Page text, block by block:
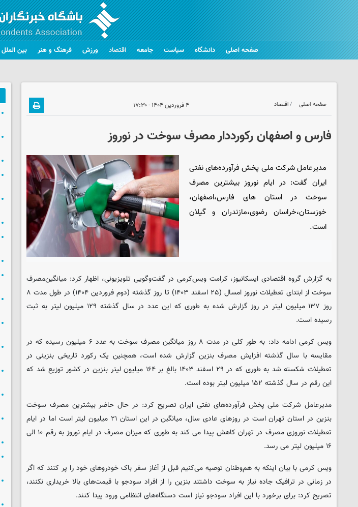
صفحه اصلی دانشگاه سیاست جامعه اقتصاد ورزش فرهنگ و هنر بین الملل
صفحه اصلی اقتصاد ۴ فروردین ۱۴۰۴ - ۱۷:۳۰
فارس و اصفهان رکورددار مصرف سوخت در نوروز
مدیرعامل شرکت ملی پخش فرآورده‌های نفتی
ایران گفت: در ایام نوروز بیشترین مصرف
سوخت در استان های فارس،اصفهان،
خوزستان،خراسان رضوی،مازندران و گیلان
است.
به گزارش گروه اقتصادی ایسکانیوز، کرامت ویس‌کرمی در گفت‌وگویی تلویزیونی، اظهار کرد: میانگین‌مصرف
سوخت از ابتدای تعطیلات نوروز امسال (۲۵ اسفند ۱۴۰۳) تا روز گذشته (دوم فروردین ۱۴۰۴) در طول مدت ۸
روز ۱۳۷ میلیون لیتر در روز گزارش شده به طوری که این عدد در سال گذشته ۱۲۹ میلیون لیتر به ثبت
رسیده است.
ویس کرمی ادامه داد: به طور کلی در مدت ۸ روز میانگین مصرف سوخت به عدد ۶ میلیون رسیده که در
مقایسه با سال گذشته افزایش مصرف بنزین گزارش شده است، همچنین یک رکورد تاریخی بنزینی در
تعطیلات شکسته شد به طوری که در ۲۹ اسفند ۱۴۰۳ بالغ بر ۱۶۴ میلیون لیتر بنزین در کشور توزیع شد که
این رقم در سال گذشته ۱۵۲ میلیون لیتر بوده است.
مدیرعامل شرکت ملی پخش فرآورده‌های نفتی ایران تصریح کرد: در حال حاضر بیشترین مصرف سوخت
بنزین در استان تهران است در روزهای عادی سال، میانگین در این استان ۲۱ میلیون لیتر است اما در ایام
تعطیلات نوروزی مصرف در تهران کاهش پیدا می کند به طوری که میزان مصرف در ایام نوروز به رقم ۱۰ الی
۱۶ میلیون لیتر می رسد.
ویس کرمی با بیان اینکه به هم‌وطنان توصیه می‌کنیم قبل از آغاز سفر باک خودروهای خود را پر کنند که اگر
در زمانی در ترافیک جاده نیاز به سوخت داشتند بنزین را از افراد سودجو با قیمت‌های بالا خریداری نکنند،
تصریح کرد: برای برخورد با این افراد سودجو نیاز است دستگاه‌های انتظامی ورود پیدا کنند.